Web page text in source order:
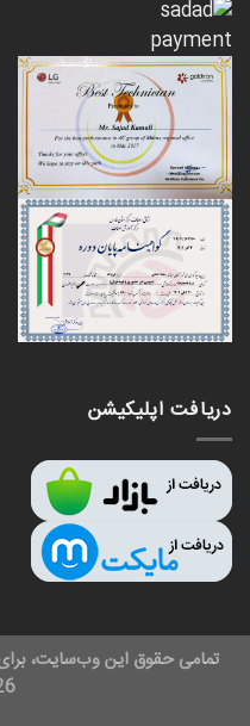
دریافت اپلیکیشن
تمامی حقوق این وب‌سایت،
©